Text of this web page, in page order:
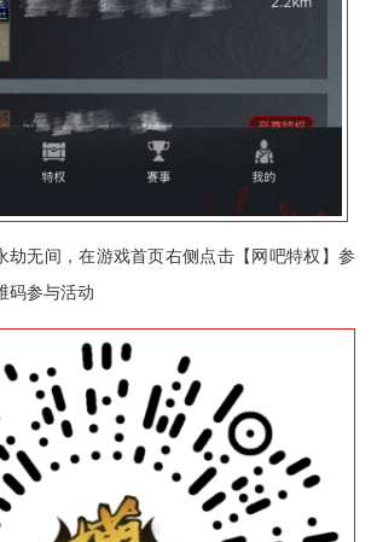
劫无间，在游戏首页右侧点击【网吧特权】参
码参与活动